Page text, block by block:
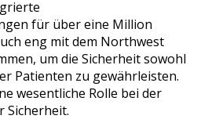
für über eine Million
eng mit dem Northwest
um die Sicherheit sowohl
Patienten zu gewährleisten.
wesentliche Rolle bei der
Sicherheit.